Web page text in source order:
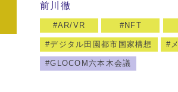
前川徹
AR/VR NFT
デジタル田園都市国家構想
GLOCOM六本木会議